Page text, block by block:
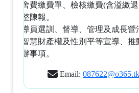
理宿舍費繳費單、檢核繳費(含溢繳
料彙整陳報。
理輔導員選訓、督導、管理及成長營
濤館智慧財產權及性別平等宣導、推
時交辦事項。
Email: